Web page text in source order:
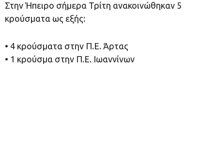
Στην Ήπειρο σήμερα Τρίτη ανακοινώθηκαν 5
κρούσματα ως εξής:
• 4 κρούσματα στην Π.Ε. Άρτας
• 1 κρούσμα στην Π.Ε. Ιωαννίνων